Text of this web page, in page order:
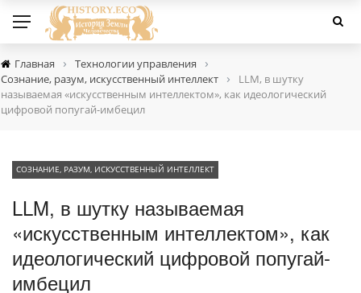
Главная › Технологии управления ›
Сознание, разум, искусственный интеллект ›
LLM, в шутку
называемая «искусственным интеллектом», как идеологический
цифровой попугай-имбецил
СОЗНАНИЕ, РАЗУМ, ИСКУССТВЕННЫЙ ИНТЕЛЛЕКТ
LLM, в шутку называемая
«искусственным интеллектом», как
идеологический цифровой попугай-
имбецил